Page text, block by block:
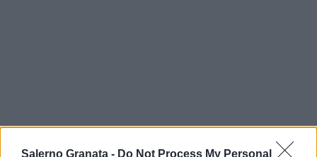
Salerno Granata - Do Not Process My Personal